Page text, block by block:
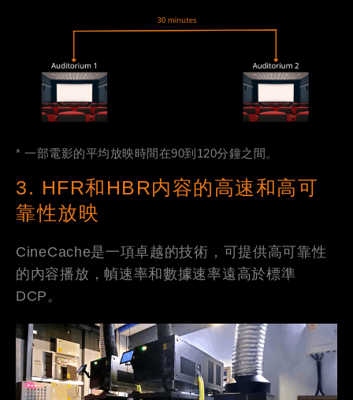
* 一部電影的平均放映時間在90到120分鐘之間。
3. HFR和HBR内容的高速和高可
靠性放映
CineCache是​​一項卓越的技術，可提供高可靠性
的內容播放，幀速率和數據速率遠高於標準
DCP。